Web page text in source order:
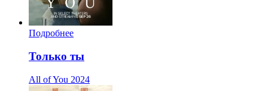
Подробнее
Только ты
All of You 2024